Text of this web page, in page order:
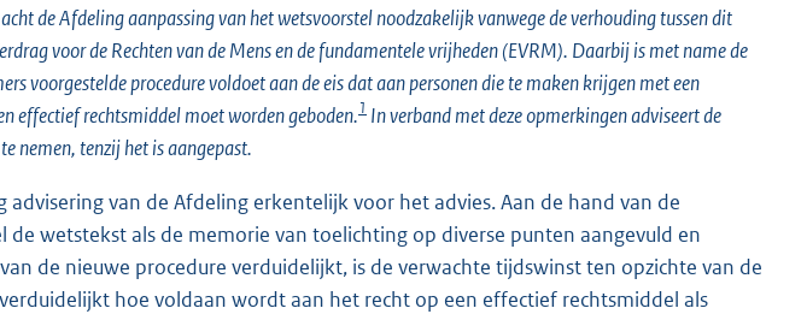
de Afdeling aanpassing van het wetsvoorstel noodzakelijk vanwege de verhouding tussen dit
voor de Rechten van de Mens en de fundamentele vrijheden (EVRM). Daarbij is met name de
voorgestelde procedure voldoet aan de eis dat aan personen die te maken krijgen met een
effectief rechtsmiddel moet worden geboden.1 In verband met deze opmerkingen adviseert de
nemen, tenzij het is aangepast.
van de Afdeling erkentelijk voor het advies. Aan de hand van de
de wetstekst als de memorie van toelichting op diverse punten aangevuld en
de nieuwe procedure verduidelijkt, is de verwachte tijdswinst ten opzichte van de
hoe voldaan wordt aan het recht op een effectief rechtsmiddel als